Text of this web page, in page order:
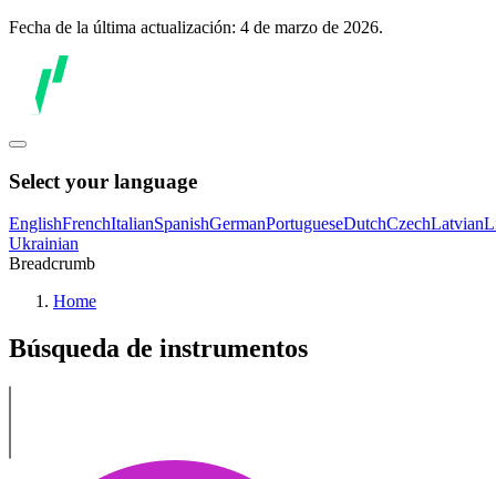
Fecha de la última actualización: 4 de marzo de 2026.
Select your language
EnglishFrenchItalianSpanishGermanPortugueseDutchCzechLatvian
Ukrainian
Breadcrumb
Home
Búsqueda de instrumentos